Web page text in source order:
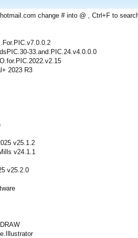
change # into @ , Ctrl+F to
33.and.PIC.24.v4.0.0.0
2023 R3
v25.1.2
v24.1.1
v25.2.0